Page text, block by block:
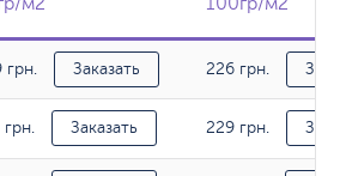
грн. Заказать 226 грн.
Заказать 229 грн.